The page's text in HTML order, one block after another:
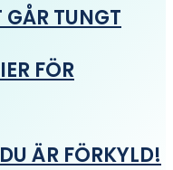
TUNGT
FÖR
ÄR FÖRKYLD!